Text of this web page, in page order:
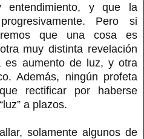
y que la
Pero si
que una cosa es
muy distinta revelación
es aumento de luz, y otra
Además, ningún profeta
rectificar por haberse
a plazos.
solamente algunos de